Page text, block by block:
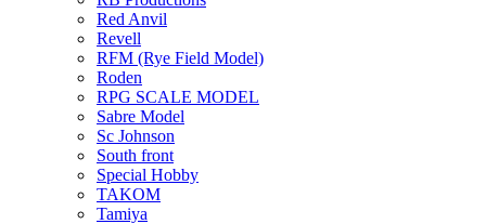
Red Anvil
Revell
RFM (Rye Field Model)
Roden
RPG SCALE MODEL
Sabre Model
Sc Johnson
South front
Special Hobby
TAKOM
Tamiya